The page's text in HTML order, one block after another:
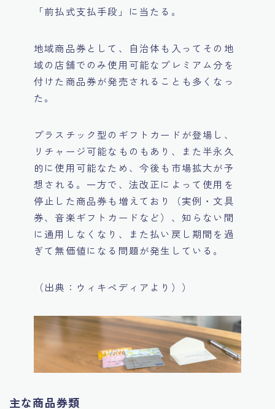
「前払式支払手段」に当たる。
地域商品券として、自治体も入ってその地
域の店舗でのみ使用可能なプレミアム分を
付けた商品券が発売されることも多くなっ
た。
プラスチック型のギフトカードが登場し、
リチャージ可能なものもあり、また半永久
的に使用可能なため、今後も市場拡大が予
想される。一方で、法改正によって使用を
停止した商品券も増えており（実例・文具
券、音楽ギフトカードなど）、知らない間
に通用しなくなり、また払い戻し期間を過
ぎて無価値になる問題が発生している。
（出典：ウィキペディアより））
主な商品券類